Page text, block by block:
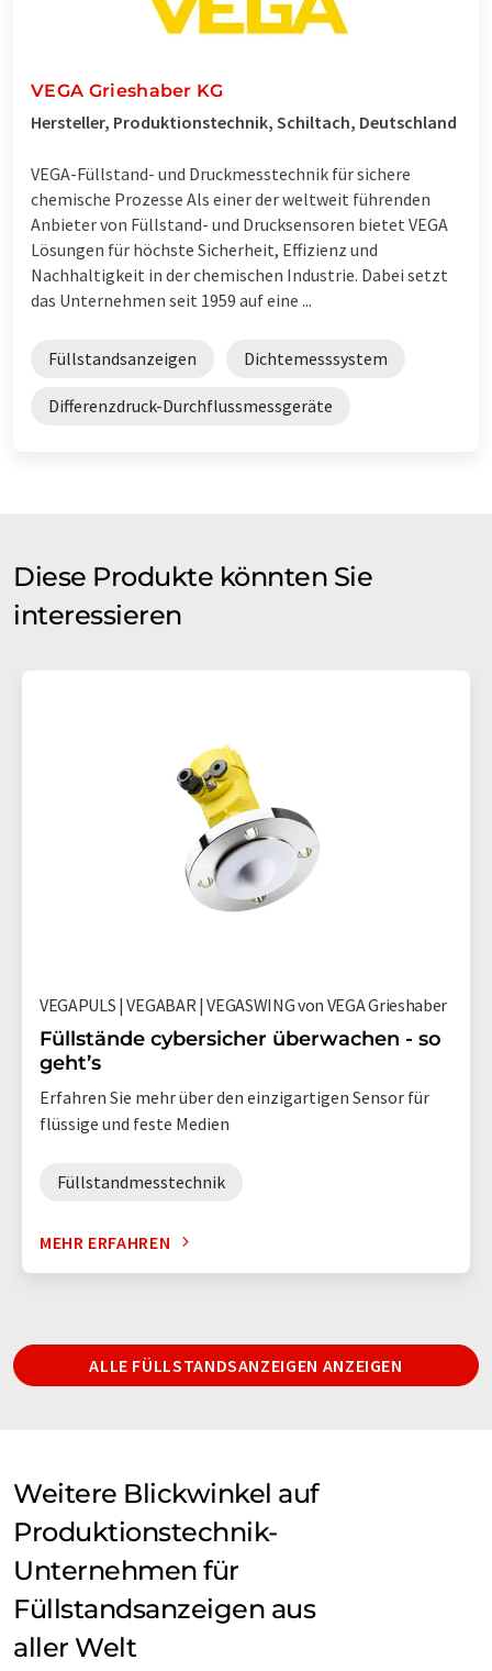
VEGA Grieshaber KG
Hersteller, Produktionstechnik, Schiltach, Deutschland
VEGA-Füllstand- und Druckmesstechnik für sichere
chemische Prozesse Als einer der weltweit führenden
Anbieter von Füllstand- und Drucksensoren bietet VEGA
Lösungen für höchste Sicherheit, Effizienz und
Nachhaltigkeit in der chemischen Industrie. Dabei setzt
das Unternehmen seit 1959 auf eine ...
Füllstandsanzeigen Dichtemesssystem
Differenzdruck-Durchflussmessgeräte
Diese Produkte könnten Sie
interessieren
VEGAPULS | VEGABAR | VEGASWING von VEGA Grieshaber
Füllstände cybersicher überwachen - so
geht’s
Erfahren Sie mehr über den einzigartigen Sensor für
flüssige und feste Medien
Füllstandmesstechnik
MEHR ERFAHREN
ALLE FÜLLSTANDSANZEIGEN ANZEIGEN
Weitere Blickwinkel auf
Produktionstechnik-
Unternehmen für
Füllstandsanzeigen aus
aller Welt